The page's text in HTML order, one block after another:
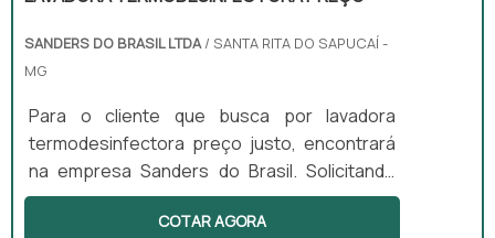
SANDERS DO BRASIL LTDA/ SANTA RITA DO SAPUCAÍ -
MG
Para o cliente que busca por lavadora
termodesinfectora preço justo, encontrará
na empresa Sanders do Brasil. Solicitando
mais informações na empresa mais
qualificada do mercado e encontrando
COTAR AGORA